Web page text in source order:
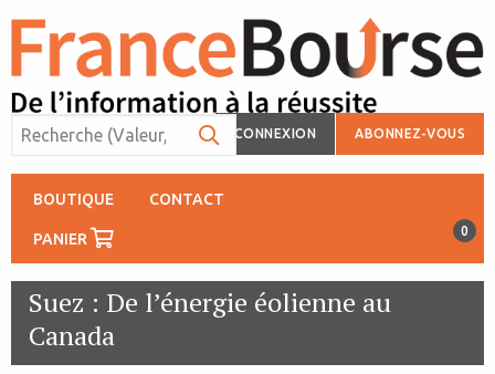
CONNEXION ABONNEZ-VOUS
BOUTIQUE CONTACT
PANIER 0
Suez : De l’énergie éolienne au
Canada